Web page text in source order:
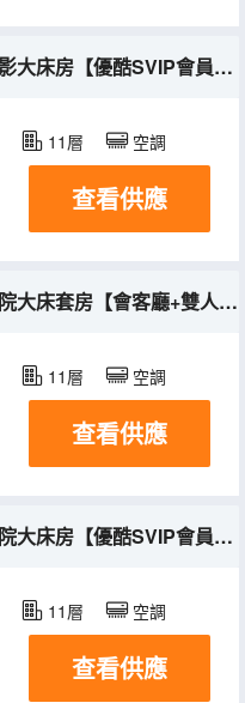
飄窗·投影大床房【優酷SVIP會員+手機投屏】
11層 空調
查看供應
行政·影院大床套房【會客廳+雙人浴缸+手機投屏機麻】
11層 空調
查看供應
環繞·影院大床房【優酷SVIP會員+手機投屏+六音箱】
11層 空調
查看供應